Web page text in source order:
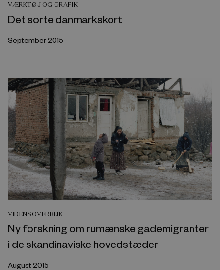
VÆRKTØJ OG GRAFIK
Det sorte danmarkskort
September 2015
VIDENSOVERBLIK
Ny forskning om rumænske gademigranter
i de skandinaviske hovedstæder
August 2015